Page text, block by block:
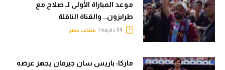
موعد المباراة الأولى لـ صلاح مع
طرابزون.. والقناة الناقلة
منتخب مصر
ماركا: باريس سان جيرمان يجهز عرضه